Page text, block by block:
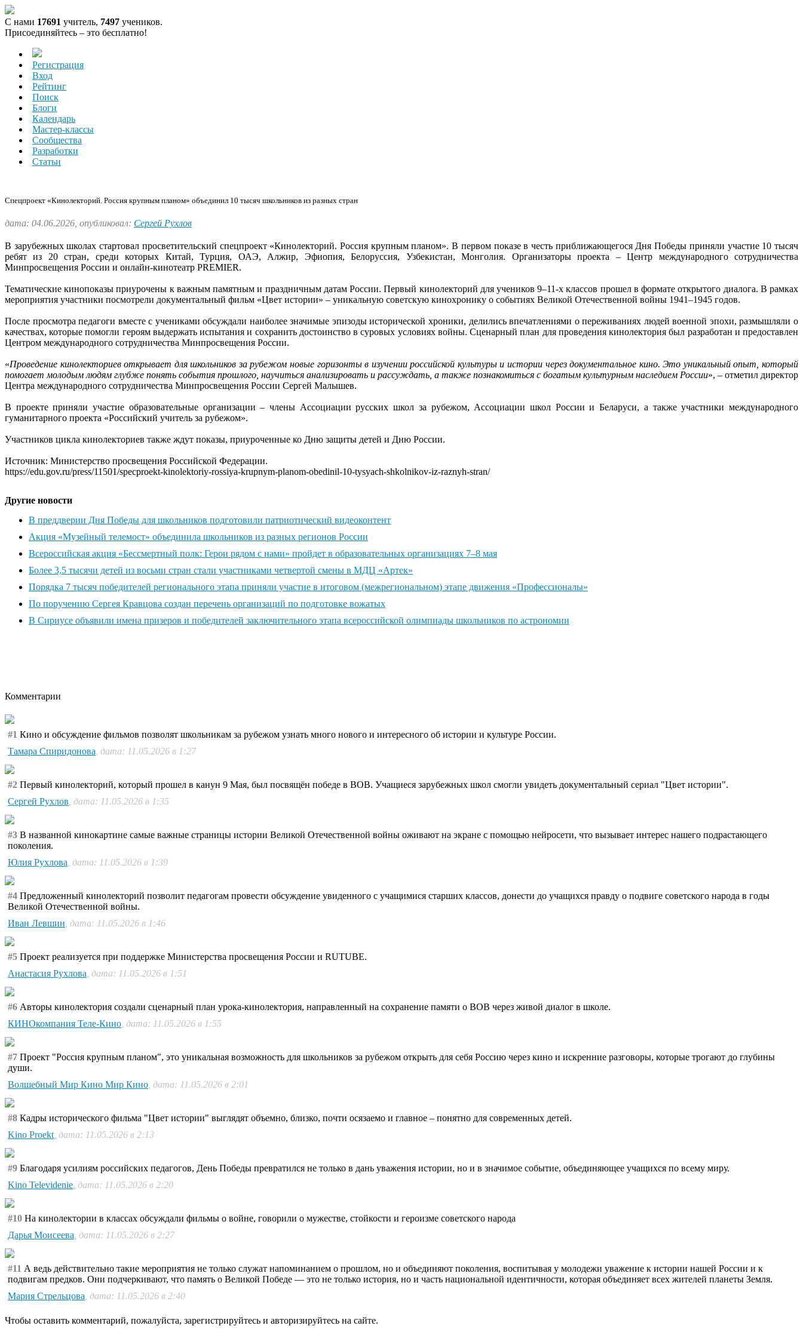
С нами 17691 учитель, 7497 учеников.
Присоединяйтесь – это бесплатно!
Регистрация
Вход
Рейтинг
Поиск
Блоги
Календарь
Мастер-классы
Сообщества
Разработки
Статьи
Спецпроект «Кинолекторий. Россия крупным планом» объединил 10 тысяч школьников из разных стран
дата: 04.06.2026, опубликовал: Сергей Рухлов
В зарубежных школах стартовал просветительский спецпроект «Кинолекторий. Россия крупным планом». В первом показе в честь приближающегося Дня Победы приняли участие 10 тысяч
ребят из 20 стран, среди которых Китай, Турция, ОАЭ, Алжир, Эфиопия, Белоруссия, Узбекистан, Монголия. Организаторы проекта – Центр международного сотрудничества
Минпросвещения России и онлайн-кинотеатр PREMIER.
Тематические кинопоказы приурочены к важным памятным и праздничным датам России. Первый кинолекторий для учеников 9–11-х классов прошел в формате открытого диалога. В рамках
мероприятия участники посмотрели документальный фильм «Цвет истории» – уникальную советскую кинохронику о событиях Великой Отечественной войны 1941–1945 годов.
После просмотра педагоги вместе с учениками обсуждали наиболее значимые эпизоды исторической хроники, делились впечатлениями о переживаниях людей военной эпохи, размышляли о
качествах, которые помогли героям выдержать испытания и сохранить достоинство в суровых условиях войны. Сценарный план для проведения кинолектория был разработан и предоставлен
Центром международного сотрудничества Минпросвещения России.
«Проведение кинолекториев открывает для школьников за рубежом новые горизонты в изучении российской культуры и истории через документальное кино. Это уникальный опыт, который
помогает молодым людям глубже понять события прошлого, научиться анализировать и рассуждать, а также познакомиться с богатым культурным наследием России», – отметил директор
Центра международного сотрудничества Минпросвещения России Сергей Малышев.
В проекте приняли участие образовательные организации – члены Ассоциации русских школ за рубежом, Ассоциации школ России и Беларуси, а также участники международного
гуманитарного проекта «Российский учитель за рубежом».
Участников цикла кинолекториев также ждут показы, приуроченные ко Дню защиты детей и Дню России.
Источник: Министерство просвещения Российской Федерации.
https://edu.gov.ru/press/11501/specproekt-kinolektoriy-rossiya-krupnym-planom-obedinil-10-tysyach-shkolnikov-iz-raznyh-stran/
Другие новости
В преддверии Дня Победы для школьников подготовили патриотический видеоконтент
Акция «Музейный телемост» объединила школьников из разных регионов России
Всероссийская акция «Бессмертный полк: Герои рядом с нами» пройдет в образовательных организациях 7–8 мая
Более 3,5 тысячи детей из восьми стран стали участниками четвертой смены в МДЦ «Артек»
Порядка 7 тысяч победителей регионального этапа приняли участие в итоговом (межрегиональном) этапе движения «Профессионалы»
По поручению Сергея Кравцова создан перечень организаций по подготовке вожатых
В Сириусе объявили имена призеров и победителей заключительного этапа всероссийской олимпиады школьников по астрономии
Комментарии
#1 Кино и обсуждение фильмов позволят школьникам за рубежом узнать много нового и интересного об истории и культуре России.
Тамара Спиридонова , дата: 11.05.2026 в 1:27
#2 Первый кинолекторий, который прошел в канун 9 Мая, был посвящён победе в ВОВ. Учащиеся зарубежных школ смогли увидеть документальный сериал "Цвет истории".
Сергей Рухлов , дата: 11.05.2026 в 1:35
#3 В названной кинокартине самые важные страницы истории Великой Отечественной войны оживают на экране с помощью нейросети, что вызывает интерес нашего подрастающего
поколения.
Юлия Рухлова , дата: 11.05.2026 в 1:39
#4 Предложенный кинолекторий позволит педагогам провести обсуждение увиденного с учащимися старших классов, донести до учащихся правду о подвиге советского народа в годы
Великой Отечественной войны.
Иван Левшин , дата: 11.05.2026 в 1:46
#5 Проект реализуется при поддержке Министерства просвещения России и RUTUBE.
Анастасия Рухлова , дата: 11.05.2026 в 1:51
#6 Авторы кинолектория создали сценарный план урока-кинолектория, направленный на сохранение памяти о ВОВ через живой диалог в школе.
КИНОкомпания Теле-Кино , дата: 11.05.2026 в 1:55
#7 Проект "Россия крупным планом", это уникальная возможность для школьников за рубежом открыть для себя Россию через кино и искренние разговоры, которые трогают до глубины
души.
Волшебный Мир Кино Мир Кино , дата: 11.05.2026 в 2:01
#8 Кадры исторического фильма "Цвет истории" выглядят объемно, близко, почти осязаемо и главное – понятно для современных детей.
Kino Proekt , дата: 11.05.2026 в 2:13
#9 Благодаря усилиям российских педагогов, День Победы превратился не только в дань уважения истории, но и в значимое событие, объединяющее учащихся по всему миру.
Kino Televidenie , дата: 11.05.2026 в 2:20
#10 На кинолектории в классах обсуждали фильмы о войне, говорили о мужестве, стойкости и героизме советского народа
Дарья Моисеева , дата: 11.05.2026 в 2:27
#11 А ведь действительно такие мероприятия не только служат напоминанием о прошлом, но и объединяют поколения, воспитывая у молодежи уважение к истории нашей России и к
подвигам предков. Они подчеркивают, что память о Великой Победе — это не только история, но и часть национальной идентичности, которая объединяет всех жителей планеты Земля.
Мария Стрельцова , дата: 11.05.2026 в 2:40
Чтобы оставить комментарий, пожалуйста, зарегистрируйтесь и авторизируйтесь на сайте.